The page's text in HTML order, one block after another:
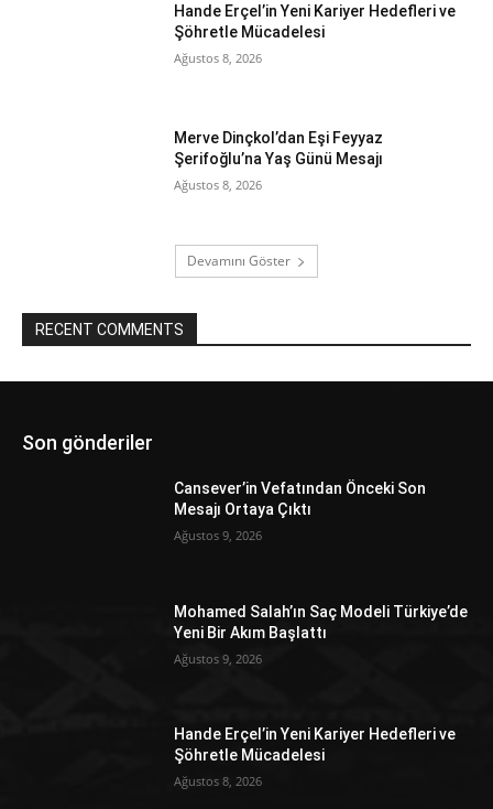
Hande Erçel’in Yeni Kariyer Hedefleri ve
Şöhretle Mücadelesi
Ağustos 8, 2026
Merve Dinçkol’dan Eşi Feyyaz
Şerifoğlu’na Yaş Günü Mesajı
Ağustos 8, 2026
Devamını Göster
RECENT COMMENTS
Son gönderiler
Cansever’in Vefatından Önceki Son
Mesajı Ortaya Çıktı
Ağustos 9, 2026
Mohamed Salah’ın Saç Modeli Türkiye’de
Yeni Bir Akım Başlattı
Ağustos 9, 2026
Hande Erçel’in Yeni Kariyer Hedefleri ve
Şöhretle Mücadelesi
Ağustos 8, 2026